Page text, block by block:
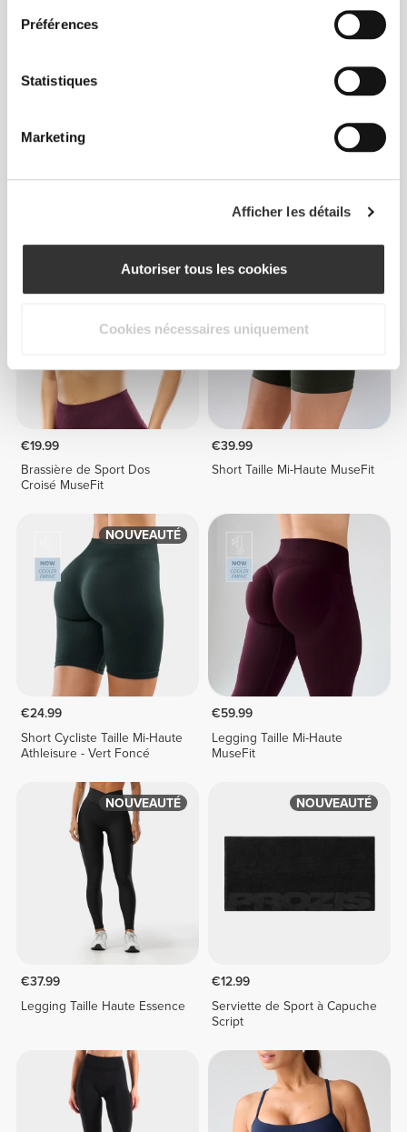
Préférences
Statistiques
Marketing
Afficher les détails
Autoriser tous les cookies
Cookies nécessaires uniquement
€39.99
€34.99
Legging Taille Mi-Haute
Athleisure Aero
€19.99
Brassière de Sport Dos
Croisé MuseFit
€39.99
Short Taille Mi-Haute MuseFit
NOUVEAUTÉ
€24.99
Short Cycliste Taille Mi-Haute
Athleisure - Vert Foncé
€59.99
Legging Taille Mi-Haute
MuseFit
NOUVEAUTÉ
€37.99
Legging Taille Haute Essence
NOUVEAUTÉ
€12.99
Serviette de Sport à Capuche
Script